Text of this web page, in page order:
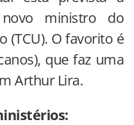
ministro do
(TCU). O favorito é
que faz uma
Arthur Lira.